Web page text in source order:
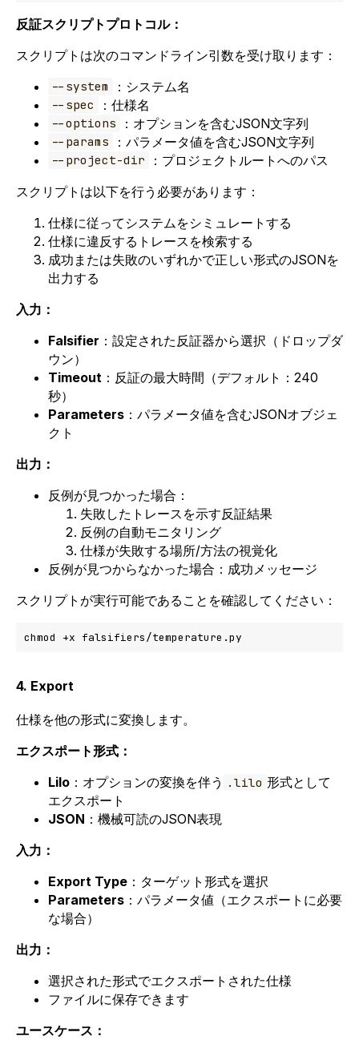
反証スクリプトプロトコル：
スクリプトは次のコマンドライン引数を受け取ります：
--system ：システム名
--spec ：仕様名
--options ：オプションを含むJSON文字列
--params ：パラメータ値を含むJSON文字列
--project-dir
：プロジェクトルートへのパス
スクリプトは以下を行う必要があります：
仕様に従ってシステムをシミュレートする
仕様に違反するトレースを検索する
成功または失敗のいずれかで正しい形式のJSONを
出力する
入力：
Falsifier ：設定された反証器から選択（ドロップダ
ウン）
Timeout ：反証の最大時間（デフォルト：240
秒）
Parameters ：パラメータ値を含むJSONオブジェ
クト
出力：
反例が見つかった場合：
失敗したトレースを示す反証結果
反例の自動モニタリング
仕様が失敗する場所/方法の視覚化
反例が見つからなかった場合：成功メッセージ
スクリプトが実行可能であることを確認してください：
4. Export
仕様を他の形式に変換します。
エクスポート形式：
Lilo ：オプションの変換を伴う .lilo 形式として
エクスポート
JSON ：機械可読のJSON表現
入力：
Export Type ：ターゲット形式を選択
Parameters ：パラメータ値（エクスポートに必要
な場合）
出力：
選択された形式でエクスポートされた仕様
ファイルに保存できます
ユースケース：